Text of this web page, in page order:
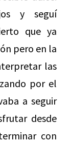
y seguí
que ya
pero en la
las
por el
a seguir
desde
con